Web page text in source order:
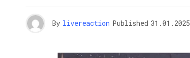
By livereaction Published 31.01.2025